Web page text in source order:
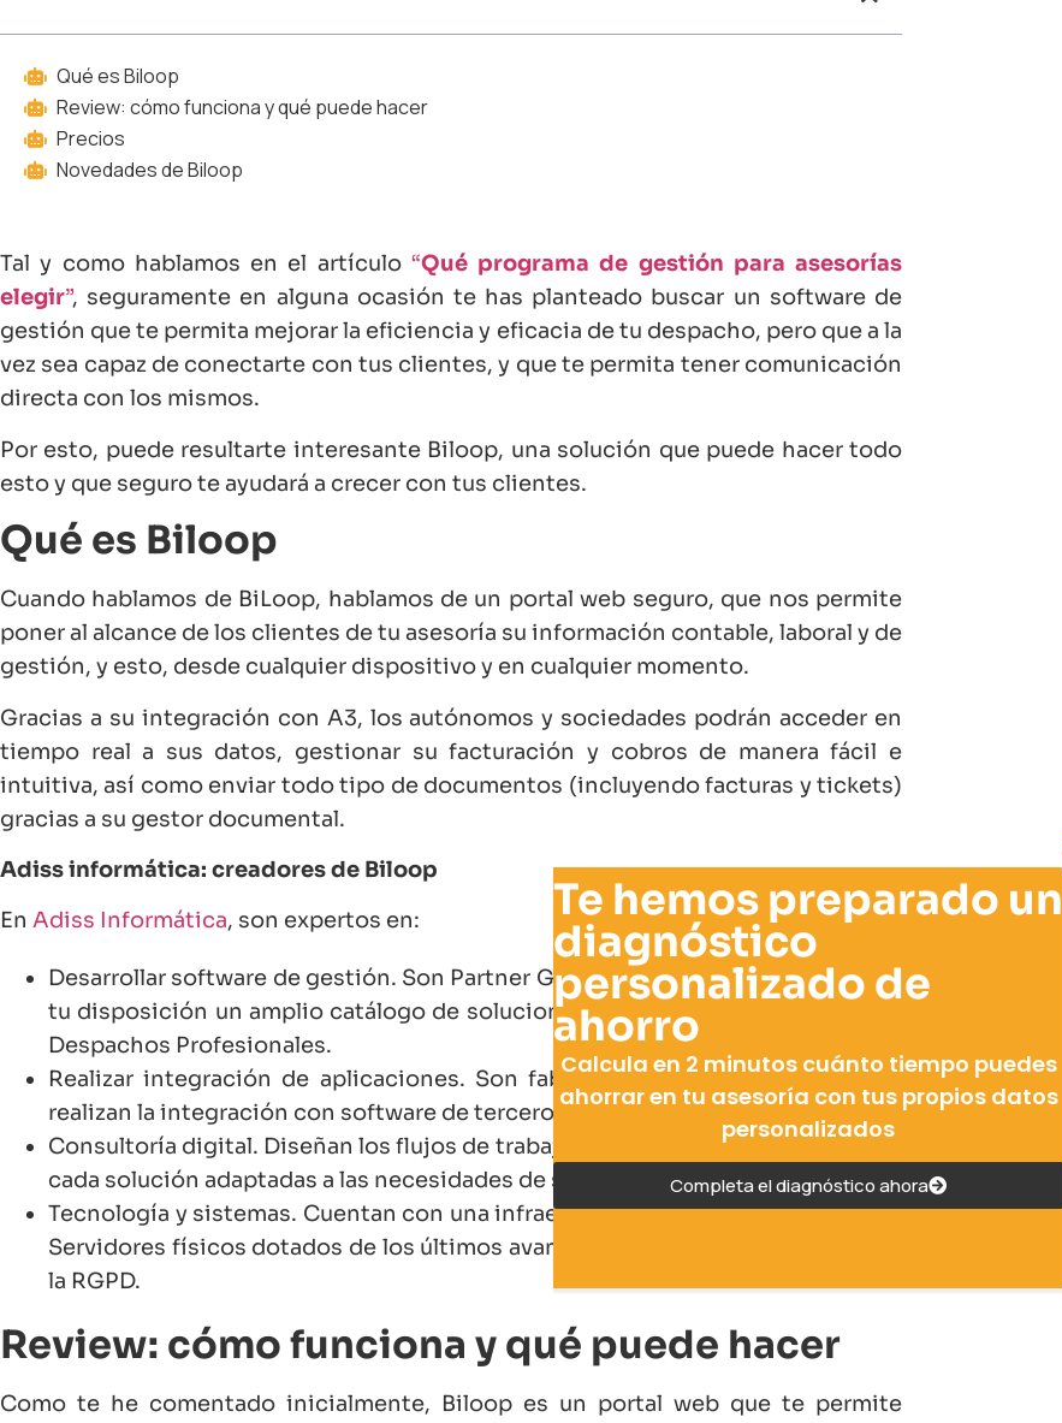
Qué es Biloop
Review: cómo funciona y qué puede hacer
Precios
Novedades de Biloop
Tal y como hablamos en el artículo “Qué programa de gestión para asesorías
elegir”, seguramente en alguna ocasión te has planteado buscar un software de
gestión que te permita mejorar la eficiencia y eficacia de tu despacho, pero que a la
vez sea capaz de conectarte con tus clientes, y que te permita tener comunicación
directa con los mismos.
Por esto, puede resultarte interesante Biloop, una solución que puede hacer todo
esto y que seguro te ayudará a crecer con tus clientes.
Qué es Biloop
Cuando hablamos de BiLoop, hablamos de un portal web seguro, que nos permite
poner al alcance de los clientes de tu asesoría su información contable, laboral y de
gestión, y esto, desde cualquier dispositivo y en cualquier momento.
Gracias a su integración con A3, los autónomos y sociedades podrán acceder en
tiempo real a sus datos, gestionar su facturación y cobros de manera fácil e
intuitiva, así como enviar todo tipo de documentos (incluyendo facturas y tickets)
gracias a su gestor documental.
Adiss informática: creadores de Biloop
En Adiss Informática, son expertos en:
Desarrollar software de gestión. Son Partner Gold de Wolters Kluwer y ponen a
tu disposición un amplio catálogo de soluciones de Gestión Empresarial y de
Despachos Profesionales.
Realizar integración de aplicaciones. Son fabricantes de software propio y
realizan la integración con software de terceros.
Consultoría digital. Diseñan los flujos de trabajo y planes de implantación para
cada solución adaptadas a las necesidades de sus clientes.
Tecnología y sistemas. Cuentan con una infraestructura de Servidores Cloud y
Servidores físicos dotados de los últimos avances en seguridad y adaptados a
la RGPD.
Review: cómo funciona y qué puede hacer
Como te he comentado inicialmente, Biloop es un portal web que te permite
Te hemos preparado un
diagnóstico
personalizado de
ahorro
Calcula en 2 minutos cuánto tiempo puedes
ahorrar en tu asesoría con tus propios datos
personalizados
Completa el diagnóstico ahora